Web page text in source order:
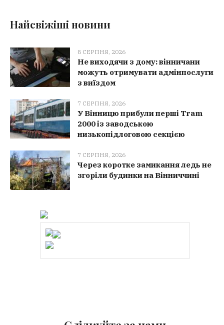
Найсвіжіші новини
8 СЕРПНЯ, 2026
Не виходячи з дому: вінничани
можуть отримувати адмінпослуги
з виїздом
7 СЕРПНЯ, 2026
У Вінницю прибули перші Tram
2000 із заводською
низькопідлоговою секцією
7 СЕРПНЯ, 2026
Через коротке замикання ледь не
згоріли будинки на Вінниччині